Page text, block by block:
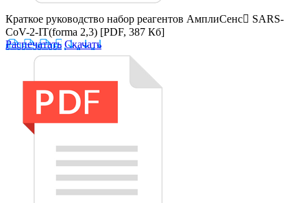
Краткое руководство набор реагентов АмплиСенс SARS-
CoV-2-IT(forma 2,3) [PDF, 387 Кб]
Распечатать Скачать